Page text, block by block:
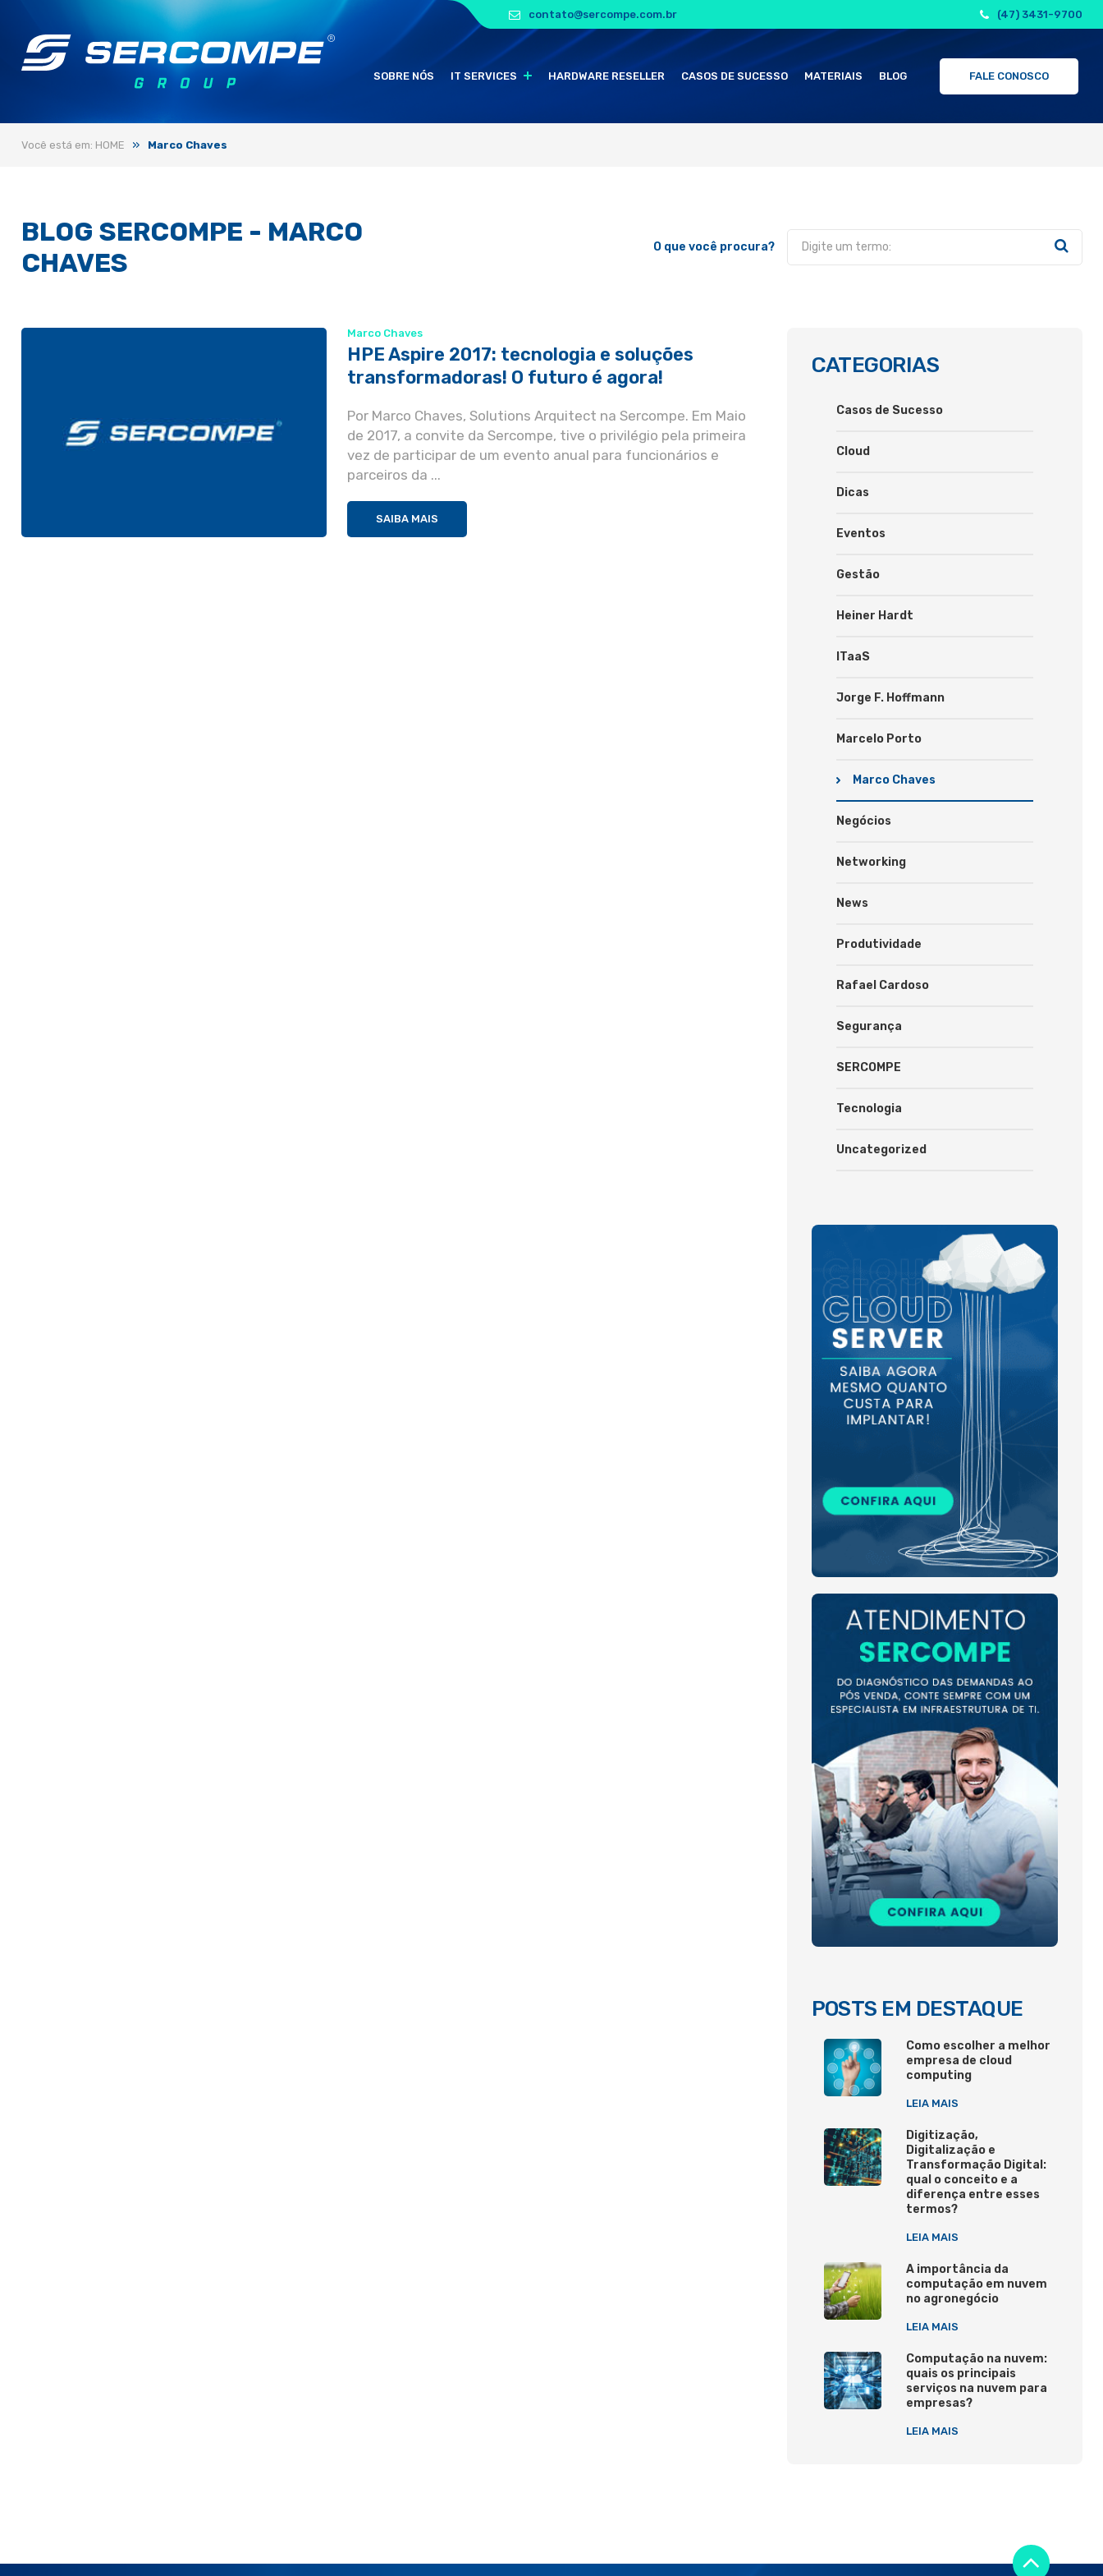
contato@sercompe.com.br (47) 3431-9700
SOBRE NÓS IT SERVICES HARDWARE RESELLER CASOS DE SUCESSO MATERIAIS BLOG FALE CONOSCO
Você está em: HOME » Marco Chaves
BLOG SERCOMPE - MARCO
CHAVES
O que você procura?
Marco Chaves
HPE Aspire 2017: tecnologia e soluções
transformadoras! O futuro é agora!
Por Marco Chaves, Solutions Arquitect na Sercompe. Em Maio
de 2017, a convite da Sercompe, tive o privilégio pela primeira
vez de participar de um evento anual para funcionários e
parceiros da ...
SAIBA MAIS
CATEGORIAS
Casos de Sucesso
Cloud
Dicas
Eventos
Gestão
Heiner Hardt
ITaaS
Jorge F. Hoffmann
Marcelo Porto
Marco Chaves
Negócios
Networking
News
Produtividade
Rafael Cardoso
Segurança
SERCOMPE
Tecnologia
Uncategorized
POSTS EM DESTAQUE
Como escolher a melhor
empresa de cloud
computing
LEIA MAIS
Digitização,
Digitalização e
Transformação Digital:
qual o conceito e a
diferença entre esses
termos?
LEIA MAIS
A importância da
computação em nuvem
no agronegócio
LEIA MAIS
Computação na nuvem:
quais os principais
serviços na nuvem para
empresas?
LEIA MAIS